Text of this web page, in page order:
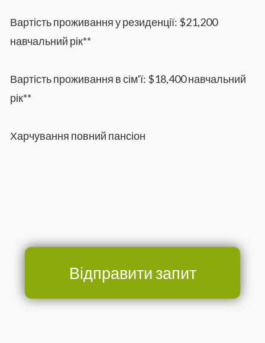
Вартість проживання у резиденції: $21,200
навчальний рік**
Вартість проживання в сім'ї: $18,400 навчальний
рік**
Харчування повний пансіон
Відправити запит